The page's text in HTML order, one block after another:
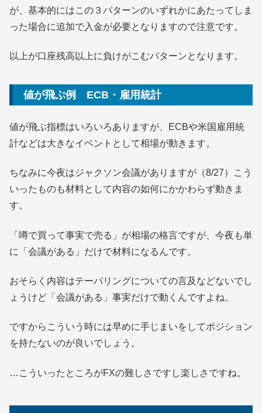
が、基本的にはこの３パターンのいずれかにあたってしま
った場合に追加で入金が必要となりますので注意です。
以上が口座残高以上に負けがこむパターンとなります。
値が飛ぶ例 ECB・雇用統計
値が飛ぶ指標はいろいろありますが、ECBや米国雇用統
計などは大きなイベントとして相場が動きます。
ちなみに今夜はジャクソン会議がありますが（8/27）こう
いったものも材料として内容の如何にかかわらず動きま
す。
「噂で買って事実で売る」が相場の格言ですが、今夜も単
に「会議がある」だけで材料になるんです。
おそらく内容はテーパリングについての言及などないでし
ょうけど「会議がある」事実だけで動くんですよね。
ですからこういう時には早めに手じまいをしてポジション
を持たないのが良いでしょう。
…こういったところがFXの難しさですし楽しさですね。